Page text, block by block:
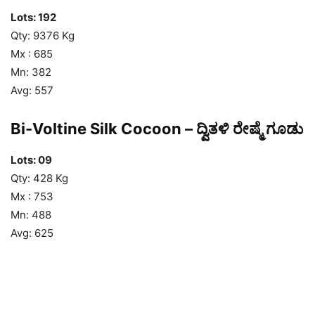
Lots: 192
Qty: 9376 Kg
Mx : 685
Mn: 382
Avg: 557
Bi-Voltine Silk Cocoon – ದ್ವಿತಳಿ ರೇಷ್ಮೆ ಗೂಡು
Lots: 09
Qty: 428 Kg
Mx : 753
Mn: 488
Avg: 625